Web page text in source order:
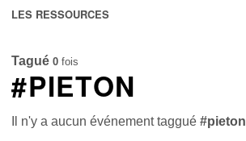
LES RESSOURCES
Tagué 0 fois
#PIETON
Il n'y a aucun événement taggué#pieton